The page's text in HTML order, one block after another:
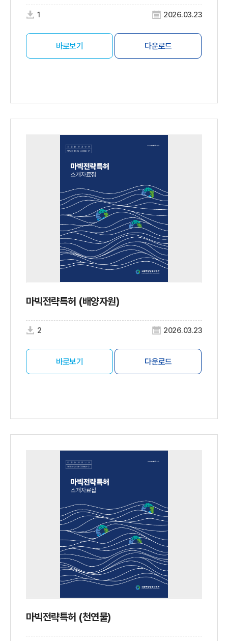
1 2026.03.23
바로보기 다운로드
마빅전략특허 (배양자원)
2 2026.03.23
바로보기 다운로드
마빅전략특허 (천연물)